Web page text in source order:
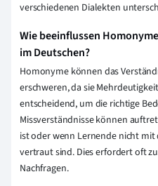
verschiedenen Dialekten
Wie beeinflussen
im Deutschen?
Homonyme können das
erschweren, da sie
entscheidend, um die richtige
Missverständnisse können
ist oder wenn Lernende nicht
vertraut sind. Dies erfordert oft
Nachfragen.